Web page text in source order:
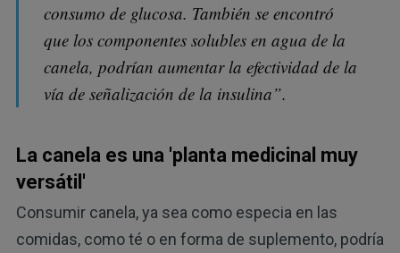
consumo de glucosa. También se encontró
que los componentes solubles en agua de la
canela, podrían aumentar la efectividad de la
vía de señalización de la insulina”.
La canela es una 'planta medicinal muy
versátil'
Consumir canela, ya sea como especia en las
comidas, como té o en forma de suplemento, podría